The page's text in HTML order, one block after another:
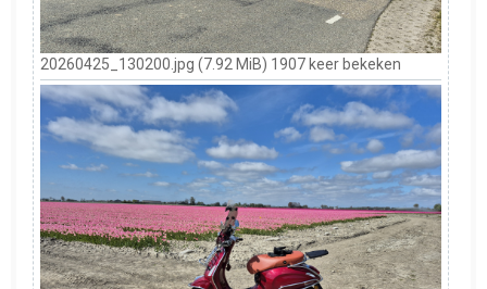
20260425_130200.jpg (7.92 MiB) 1907 keer bekeken